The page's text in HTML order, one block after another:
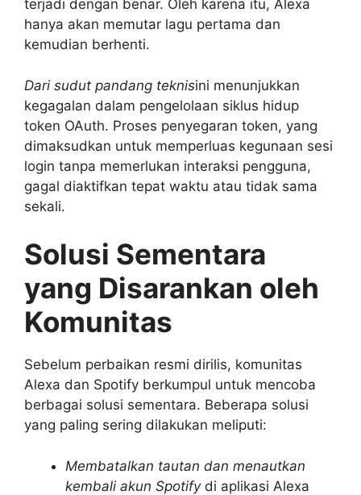
terjadi dengan benar. Oleh karena itu, Alexa
hanya akan memutar lagu pertama dan
kemudian berhenti.
Dari sudut pandang teknisini menunjukkan
kegagalan dalam pengelolaan siklus hidup
token OAuth. Proses penyegaran token, yang
dimaksudkan untuk memperluas kegunaan sesi
login tanpa memerlukan interaksi pengguna,
gagal diaktifkan tepat waktu atau tidak sama
sekali.
Solusi Sementara
yang Disarankan oleh
Komunitas
Sebelum perbaikan resmi dirilis, komunitas
Alexa dan Spotify berkumpul untuk mencoba
berbagai solusi sementara. Beberapa solusi
yang paling sering dilakukan meliputi:
Membatalkan tautan dan menautkan
kembali akun Spotifydi aplikasi Alexa